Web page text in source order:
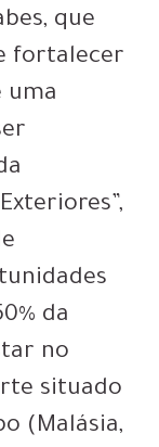
que
fortalecer
uma
da
no
situado
(Malásia,